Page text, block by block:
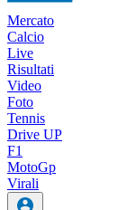
Mercato
Calcio
Live
Risultati
Video
Foto
Tennis
Drive UP
F1
MotoGp
Virali